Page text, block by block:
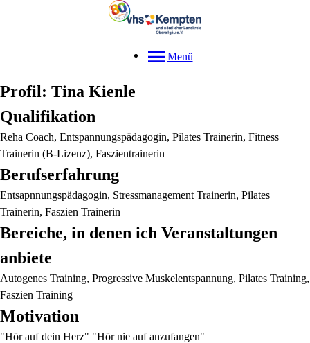
Menü
Profil: Tina Kienle
Qualifikation
Reha Coach, Entspannungspädagogin, Pilates Trainerin, Fitness
Trainerin (B-Lizenz), Faszientrainerin
Berufserfahrung
Entsapnnungspädagogin, Stressmanagement Trainerin, Pilates
Trainerin, Faszien Trainerin
Bereiche, in denen ich Veranstaltungen
anbiete
Autogenes Training, Progressive Muskelentspannung, Pilates Training,
Faszien Training
Motivation
"Hör auf dein Herz" "Hör nie auf anzufangen"